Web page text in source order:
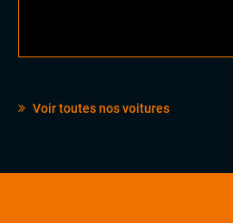
Voir toutes nos voitures